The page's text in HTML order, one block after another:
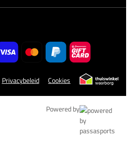
Privacybeleid Cookies
Powered by